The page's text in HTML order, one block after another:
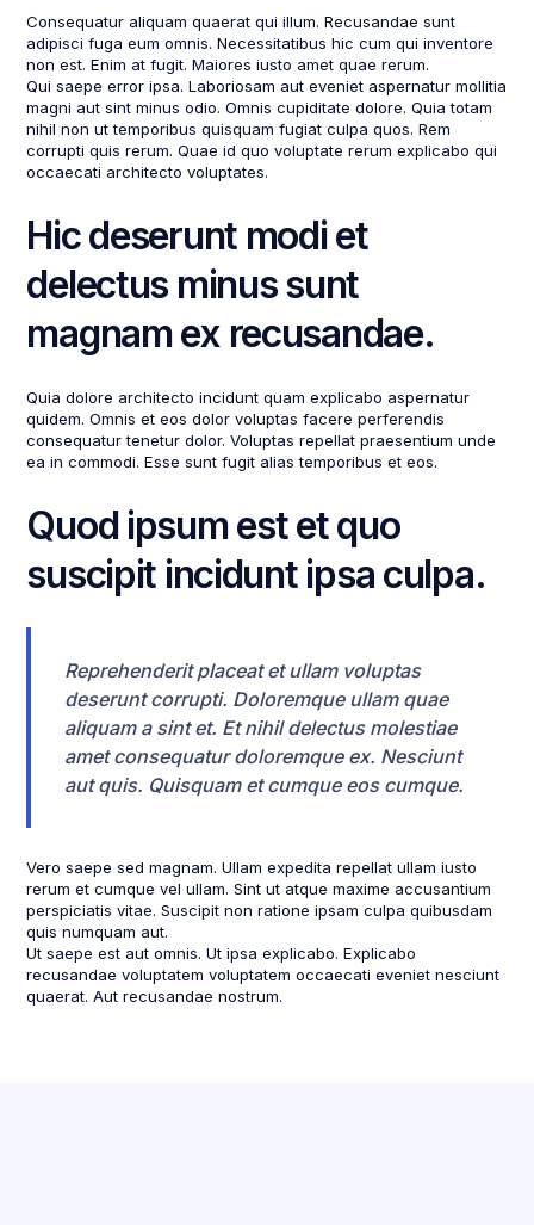
Consequatur aliquam quaerat qui illum. Recusandae sunt
adipisci fuga eum omnis. Necessitatibus hic cum qui inventore
non est. Enim at fugit. Maiores iusto amet quae rerum.
Qui saepe error ipsa. Laboriosam aut eveniet aspernatur mollitia
magni aut sint minus odio. Omnis cupiditate dolore. Quia totam
nihil non ut temporibus quisquam fugiat culpa quos. Rem
corrupti quis rerum. Quae id quo voluptate rerum explicabo qui
occaecati architecto voluptates.
Hic deserunt modi et
delectus minus sunt
magnam ex recusandae.
Quia dolore architecto incidunt quam explicabo aspernatur
quidem. Omnis et eos dolor voluptas facere perferendis
consequatur tenetur dolor. Voluptas repellat praesentium unde
ea in commodi. Esse sunt fugit alias temporibus et eos.
Quod ipsum est et quo
suscipit incidunt ipsa culpa.
Reprehenderit placeat et ullam voluptas
deserunt corrupti. Doloremque ullam quae
aliquam a sint et. Et nihil delectus molestiae
amet consequatur doloremque ex. Nesciunt
aut quis. Quisquam et cumque eos cumque.
Vero saepe sed magnam. Ullam expedita repellat ullam iusto
rerum et cumque vel ullam. Sint ut atque maxime accusantium
perspiciatis vitae. Suscipit non ratione ipsam culpa quibusdam
quis numquam aut.
Ut saepe est aut omnis. Ut ipsa explicabo. Explicabo
recusandae voluptatem voluptatem occaecati eveniet nesciunt
quaerat. Aut recusandae nostrum.